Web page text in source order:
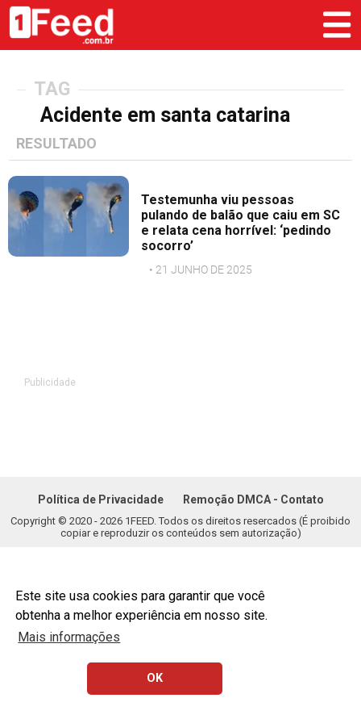
Este site usa cookies para garantir que você
obtenha a melhor experiência em nosso site.
Mais informações
OK
TAG
Acidente em santa catarina
RESULTADO
Testemunha viu pessoas
pulando de balão que caiu em SC
e relata cena horrível: ‘pedindo
socorro’
• 21 JUNHO DE 2025
Publicidade
Política de Privacidade Remoção DMCA - Contato
Copyright © 2020 - 2026 1FEED. Todos os direitos resercados (É proibido
copiar e reproduzir os conteúdos sem autorização)